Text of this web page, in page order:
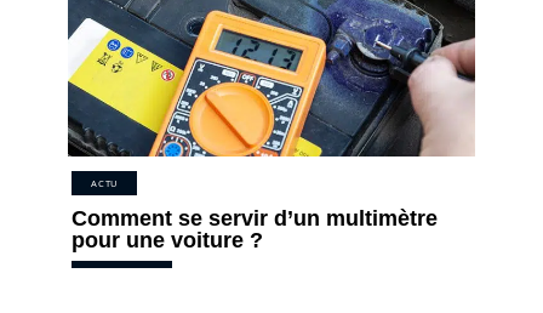
ACTU
Comment se servir d’un multimètre
pour une voiture ?